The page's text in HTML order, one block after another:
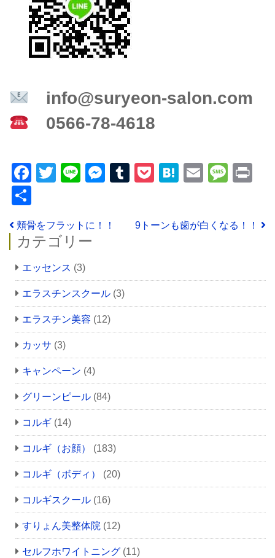
info@suryeon-salon.com
0566-78-4618
Facebook
TwitterLineMessenger
Tumblr
Pocket
Hatena
Email
有
投稿ナビゲーション
頬骨をフラットに！！ 9トーンも歯が白くなる！！
カテゴリー
エッセンス (3)
エラスチンスクール (3)
エラスチン美容 (12)
カッサ (3)
キャンペーン (4)
グリーンピール (84)
コルギ (14)
コルギ（お顔） (183)
コルギ（ボディ） (20)
コルギスクール (16)
すりょん美整体院 (12)
セルフホワイトニング (11)